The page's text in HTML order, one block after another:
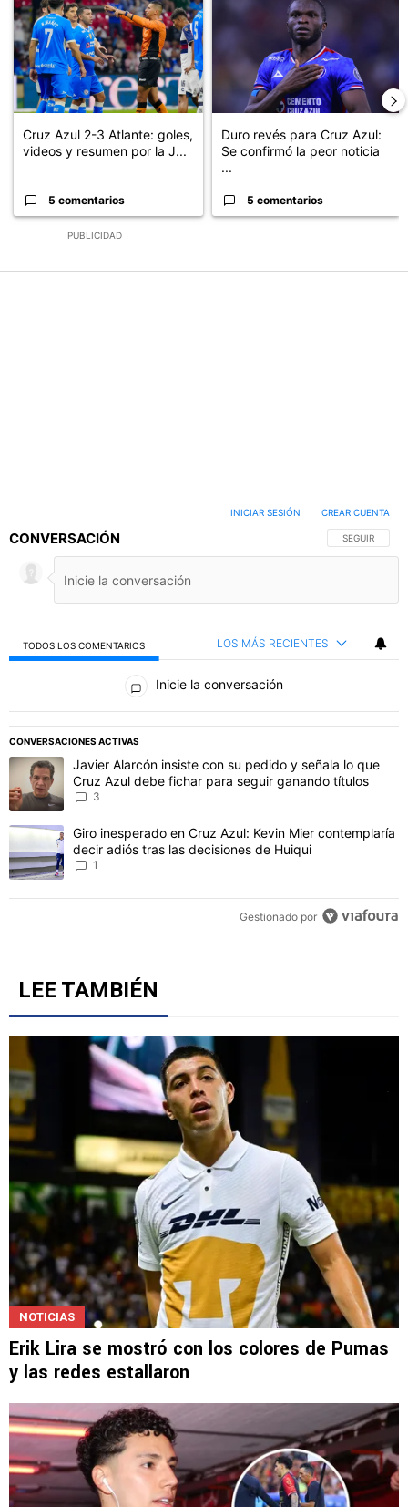
PUBLICIDAD
Cruz Azul 2-3 Atlante: goles,
videos y resumen por la J...
5 comentarios
Duro revés para Cruz Azul:
Se confirmó la peor noticia
...
5 comentarios
CONVERSACIÓN SIGA ESTA
SEGUIR
INICIAR SESIÓN CREAR CUENTA
TODOS LOS COMENTARIOS LOS MÁS RECIENTES
Todos los comentarios
Inicie la conversación
CONVERSACIONES ACTIVAS
Este listado muestra los artículos con más comentarios en los
Un artículo de tendencia con el título "Javier Alarcón insiste con
Javier Alarcón insiste con su pedido y señala lo que
Cruz Azul debe fichar para seguir ganando títulos
Un artículo de tendencia con el título "Giro inesperado en Cruz
Giro inesperado en Cruz Azul: Kevin Mier contemplaría
LEE TAMBIÉN
Erik Lira se mostró con los colores de Pumas
y las redes estallaron